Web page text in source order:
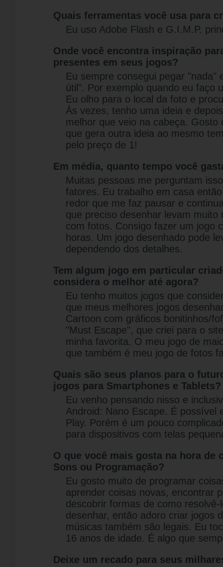
Quais ferramentas você usa para
Eu uso Adobe Flash e G.I.M.P.
Onde você encontra inspiração
presentes em seus jogos?
Eu sempre consegui pegar "nada"
útil". Por exemplo quando eu faço
Eu olho para o local da foto e
Às vezes, tenho uma ideia e
melhor que veio na cabeça. Gosto
que gera outra ideia ao mesmo
pelo preço de 1!
Em média, quanto tempo você
Muitas pessoas me perguntam
fatores. Eu trabalho em casa
redor que me faz pausar e
que preciso desenhar levam muito
com fotos. Consigo fazer um jogo
horas. Um jogo desenhado pode
dependendo dos detalhes.
Tem algum jogo em particular
considera o melhor até agora?
Eu tenho muitos jogos que
que meus melhores jogos
Cartoon com gráficos bonitinhos/
"Must Escape", que criei para o
minha favorita. O meu jogo de
que também é meu jogo de fotos
Quais são seus planos para o
jogos para Smartphones e Tablets?
Eu venho pensando nisso e
Android: Nano Escape. É possível
Play. Porém é um pouco
para dispositivos com telas
O que você mais gosta na hora de
Sons ou Programação?
Eu gosto muito de programar
aprender coisas novas, encontrar
descobrir formas de como
desenhar, então adoro criar jogos
músicas também são legais. Eu
16 anos de idade. É algo que
Deixe um recado para seus